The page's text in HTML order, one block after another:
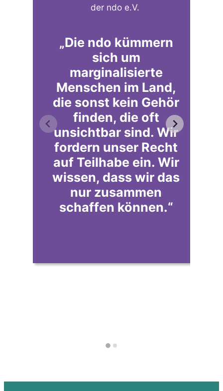
der ndo e.V.
„Die ndo kümmern
sich um
marginalisierte
Menschen im Land,
die sonst kein Gehör
finden, die oft
unsichtbar sind. Wir
fordern unser Recht
auf Teilhabe ein. Wir
wissen, dass wir das
nur zusammen
schaffen können.“